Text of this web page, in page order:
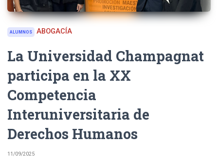
ALUMNOS ABOGACÍA
La Universidad Champagnat
participa en la XX
Competencia
Interuniversitaria de
Derechos Humanos
11/09/2025